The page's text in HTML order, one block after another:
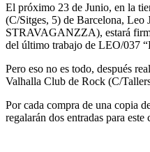
El próximo 23 de Junio, en la
(C/Sitges, 5) de Barcelona,
STRAVAGANZZA), estará
del último trabajo de LEO/037
Pero eso no es todo, después
Valhalla Club de Rock (C/
Por cada compra de una copia
regalarán dos entradas para